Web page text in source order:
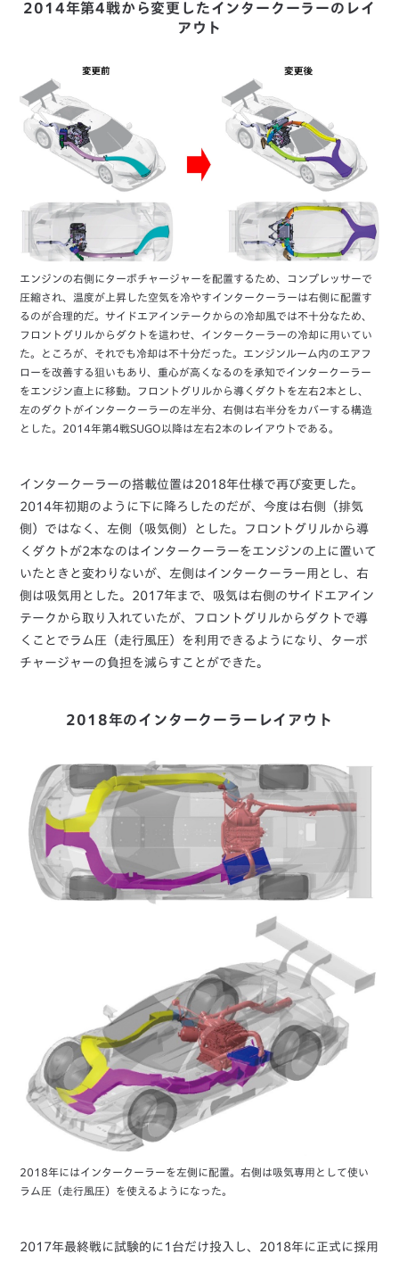
2014年第4戦から変更したインタークーラーのレイ
アウト
エンジンの右側にターボチャージャーを配置するため、コンプレッサーで
圧縮され、温度が上昇した空気を冷やすインタークーラーは右側に配置す
るのが合理的だ。サイドエアインテークからの冷却風では不十分なため、
フロントグリルからダクトを這わせ、インタークーラーの冷却に用いてい
た。ところが、それでも冷却は不十分だった。エンジンルーム内のエアフ
ローを改善する狙いもあり、重心が高くなるのを承知でインタークーラー
をエンジン直上に移動。フロントグリルから導くダクトを左右2本とし、
左のダクトがインタークーラーの左半分、右側は右半分をカバーする構造
とした。2014年第4戦SUGO以降は左右2本のレイアウトである。
インタークーラーの搭載位置は2018年仕様で再び変更した。
2014年初期のように下に降ろしたのだが、今度は右側（排気
側）ではなく、左側（吸気側）とした。フロントグリルから導
くダクトが2本なのはインタークーラーをエンジンの上に置いて
いたときと変わりないが、左側はインタークーラー用とし、右
側は吸気用とした。2017年まで、吸気は右側のサイドエアイン
テークから取り入れていたが、フロントグリルからダクトで導
くことでラム圧（走行風圧）を利用できるようになり、ターボ
チャージャーの負担を減らすことができた。
2018年のインタークーラーレイアウト
2018年にはインタークーラーを左側に配置。右側は吸気専用として使い
ラム圧（走行風圧）を使えるようになった。
2017年最終戦に試験的に1台だけ投入し、2018年に正式に採用